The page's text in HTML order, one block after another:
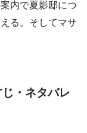
内で夏影邸につ
る。そしてマサ
・ネタバレ